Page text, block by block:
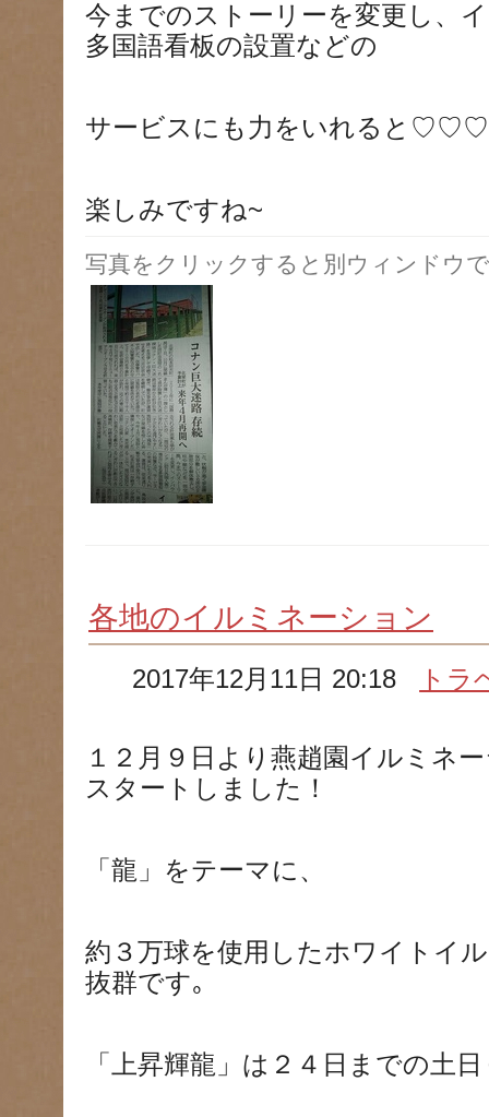
今までのストーリーを変更し、
多国語看板の設置などの
サービスにも力をいれると♡♡♡
楽しみですね~
写真をクリックすると別ウィンドウ
各地のイルミネーション
2017年12月11日 20:18 トラ
１２月９日より燕趙園イルミネ
スタートしました！
「龍」をテーマに、
約３万球を使用したホワイトイ
抜群です｡
「上昇輝龍」は２４日までの土